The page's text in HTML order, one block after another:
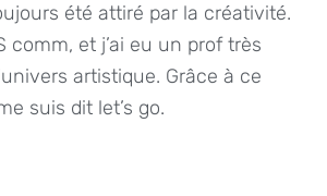
été attiré par la créativité.
comm, et j’ai eu un prof très
artistique. Grâce à ce
suis dit let’s go.